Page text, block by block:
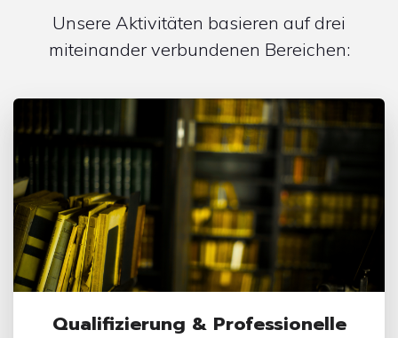
Unsere Aktivitäten basieren auf drei
miteinander verbundenen Bereichen:
Qualifizierung & Professionelle